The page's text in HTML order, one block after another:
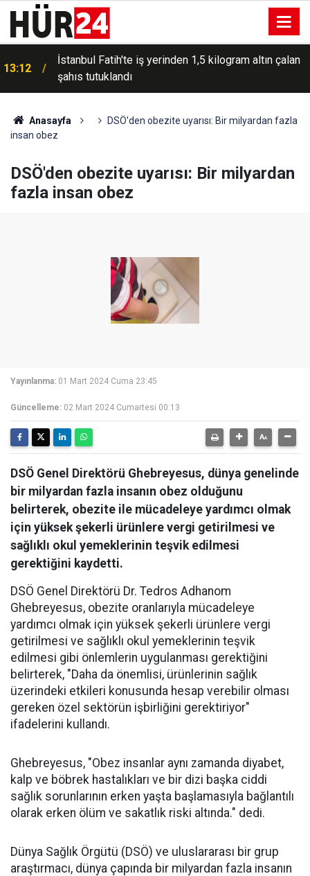
13:12
İstanbul Fatih'te iş yerinden 1,5 kilogram altın çalan
şahıs tutuklandı
Anasayfa
DSÖ'den obezite uyarısı: Bir milyardan fazla
insan obez
DSÖ'den obezite uyarısı: Bir milyardan
fazla insan obez
Yayınlanma: 01 Mart 2024 Cuma 23:45
Güncelleme: 02 Mart 2024 Cumartesi 00:13
DSÖ Genel Direktörü Ghebreyesus, dünya genelinde
bir milyardan fazla insanın obez olduğunu
belirterek, obezite ile mücadeleye yardımcı olmak
için yüksek şekerli ürünlere vergi getirilmesi ve
sağlıklı okul yemeklerinin teşvik edilmesi
gerektiğini kaydetti.
DSÖ Genel Direktörü Dr. Tedros Adhanom
Ghebreyesus, obezite oranlarıyla mücadeleye
yardımcı olmak için yüksek şekerli ürünlere vergi
getirilmesi ve sağlıklı okul yemeklerinin teşvik
edilmesi gibi önlemlerin uygulanması gerektiğini
belirterek, "Daha da önemlisi, ürünlerinin sağlık
üzerindeki etkileri konusunda hesap verebilir olması
gereken özel sektörün işbirliğini gerektiriyor"
ifadelerini kullandı.
Ghebreyesus, "Obez insanlar aynı zamanda diyabet,
kalp ve böbrek hastalıkları ve bir dizi başka ciddi
sağlık sorunlarının erken yaşta başlamasıyla bağlantılı
olarak erken ölüm ve sakatlık riski altında." dedi.
Dünya Sağlık Örgütü (DSÖ) ve uluslararası bir grup
araştırmacı, dünya çapında bir milyardan fazla insanın